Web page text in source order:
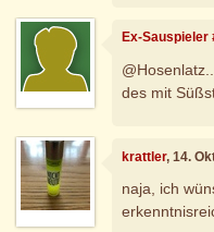
Ex-Sauspieler
des mit
krattler, 14.
naja, ich